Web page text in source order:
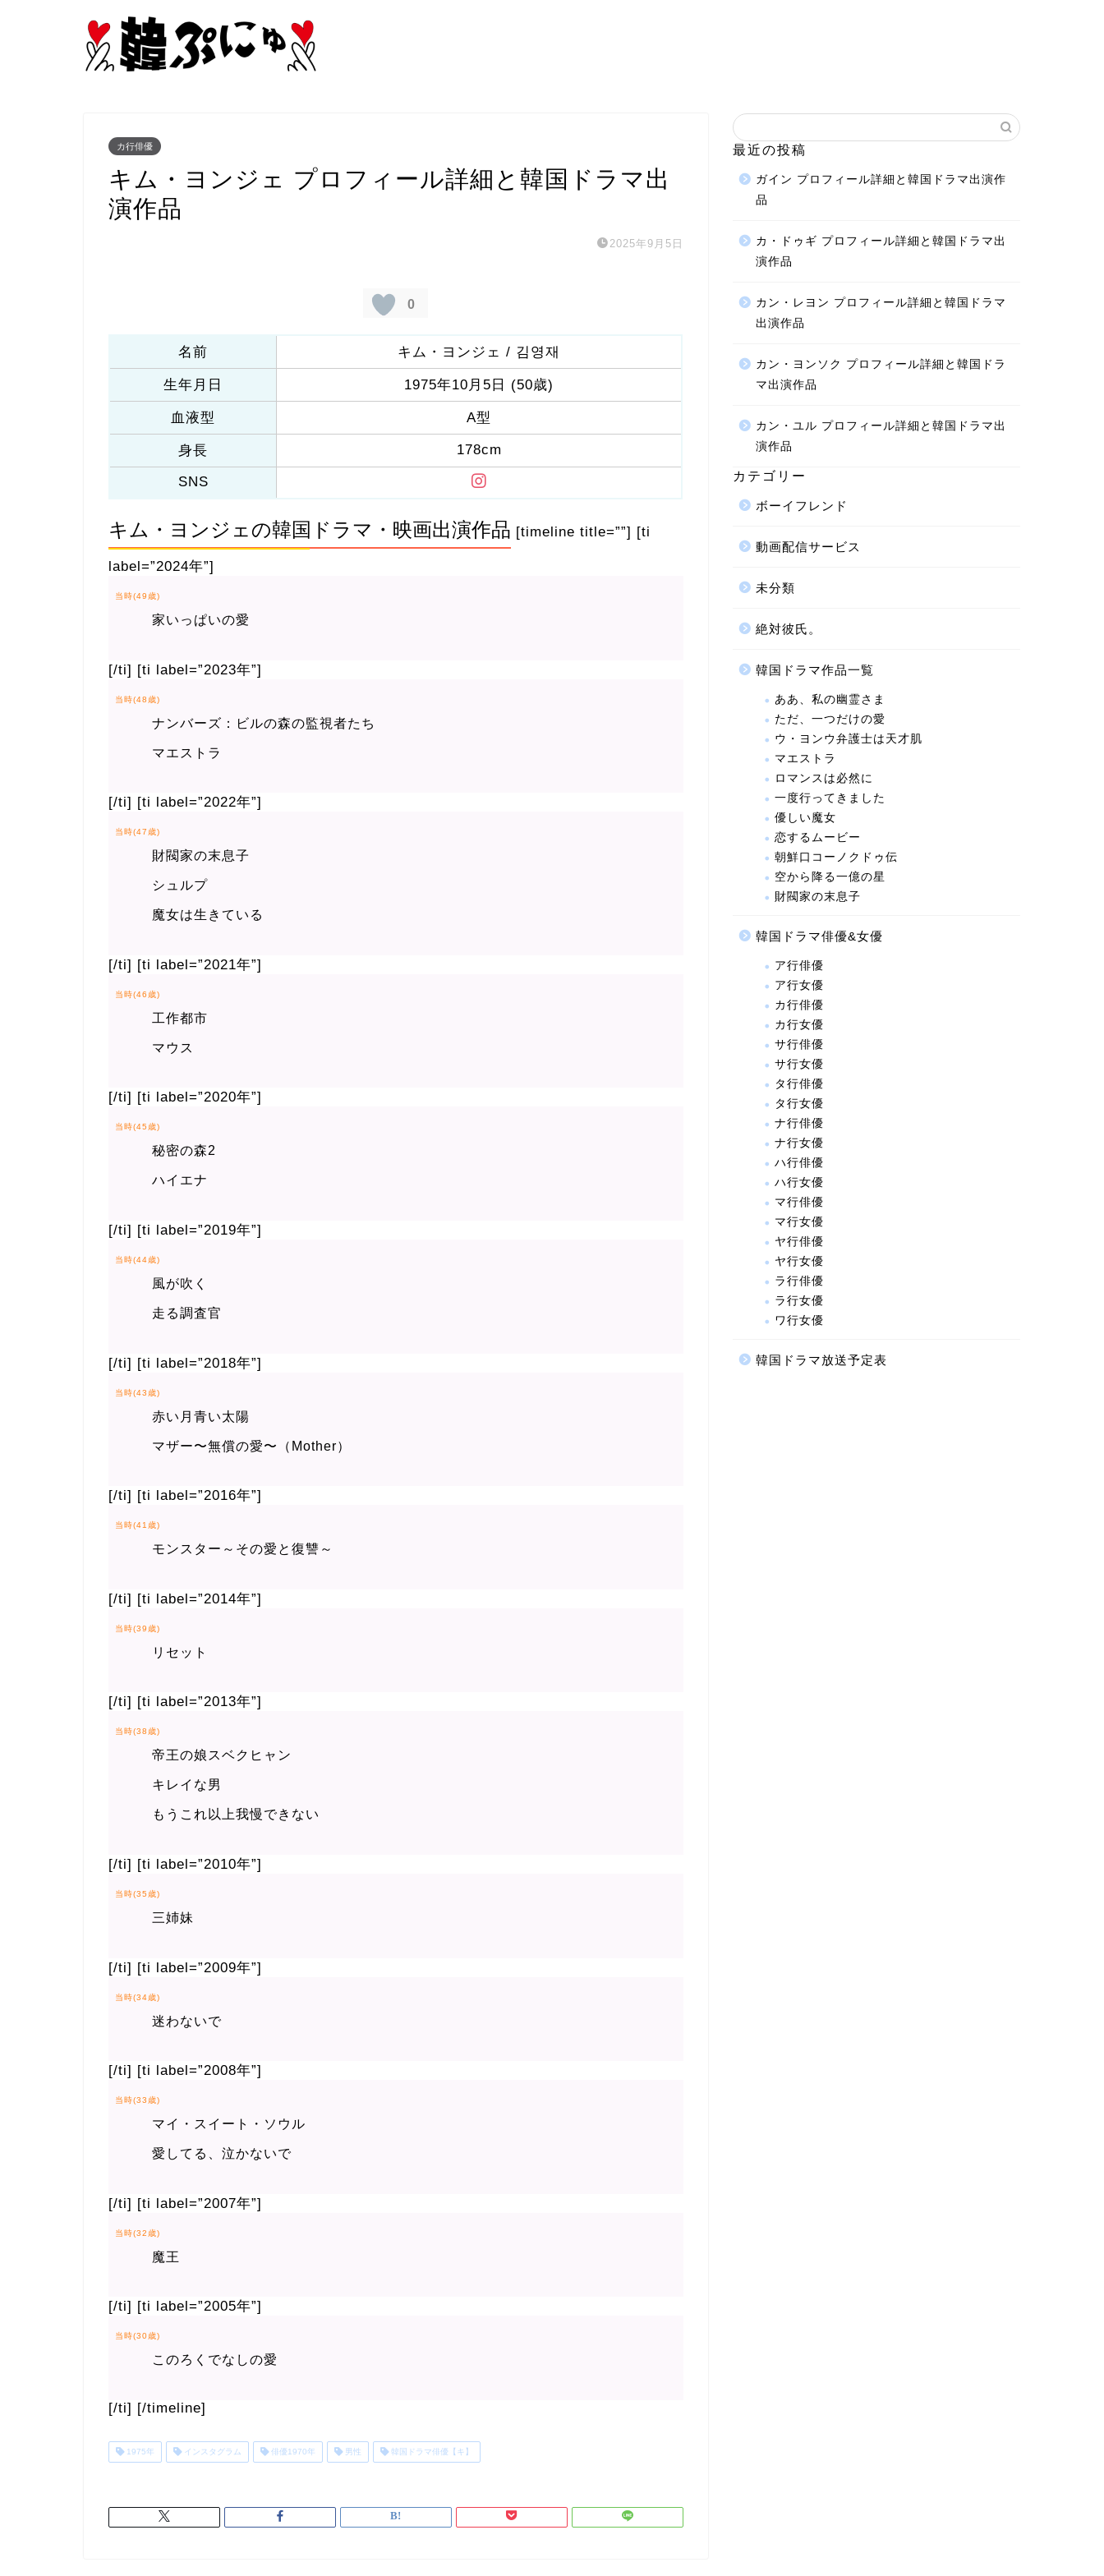
カ行俳優
キム・ヨンジェ プロフィール詳細と韓国ドラマ出
演作品
2025年9月5日
0
名前 キム・ヨンジェ / 김영재
生年月日 1975年10月5日 (50歳)
血液型 A型
身長 178cm
SNS
キム・ヨンジェの韓国ドラマ・映画出演作品 [timeline title=””] [ti
label=”2024年”]
当時(49歳)
家いっぱいの愛
[/ti] [ti label=”2023年”]
当時(48歳)
ナンバーズ：ビルの森の監視者たち
マエストラ
[/ti] [ti label=”2022年”]
当時(47歳)
財閥家の末息子
シュルプ
魔女は生きている
[/ti] [ti label=”2021年”]
当時(46歳)
工作都市
マウス
[/ti] [ti label=”2020年”]
当時(45歳)
秘密の森2
ハイエナ
[/ti] [ti label=”2019年”]
当時(44歳)
風が吹く
走る調査官
[/ti] [ti label=”2018年”]
当時(43歳)
赤い月青い太陽
マザー〜無償の愛〜（Mother）
[/ti] [ti label=”2016年”]
当時(41歳)
モンスター～その愛と復讐～
[/ti] [ti label=”2014年”]
当時(39歳)
リセット
[/ti] [ti label=”2013年”]
当時(38歳)
帝王の娘スベクヒャン
キレイな男
もうこれ以上我慢できない
[/ti] [ti label=”2010年”]
当時(35歳)
三姉妹
[/ti] [ti label=”2009年”]
当時(34歳)
迷わないで
[/ti] [ti label=”2008年”]
当時(33歳)
マイ・スイート・ソウル
愛してる、泣かないで
[/ti] [ti label=”2007年”]
当時(32歳)
魔王
[/ti] [ti label=”2005年”]
当時(30歳)
このろくでなしの愛
[/ti] [/timeline]
1975年 インスタグラム 俳優1970年 男性 韓国ドラマ俳優【キ】
最近の投稿
ガイン プロフィール詳細と韓国ドラマ出演作
品
カ・ドゥギ プロフィール詳細と韓国ドラマ出
演作品
カン・レヨン プロフィール詳細と韓国ドラマ
出演作品
カン・ヨンソク プロフィール詳細と韓国ドラ
マ出演作品
カン・ユル プロフィール詳細と韓国ドラマ出
演作品
カテゴリー
ボーイフレンド
動画配信サービス
未分類
絶対彼氏。
韓国ドラマ作品一覧
ああ、私の幽霊さま
ただ、一つだけの愛
ウ・ヨンウ弁護士は天才肌
マエストラ
ロマンスは必然に
一度行ってきました
優しい魔女
恋するムービー
朝鮮口コーノクドゥ伝
空から降る一億の星
財閥家の末息子
韓国ドラマ俳優&女優
ア行俳優
ア行女優
カ行俳優
カ行女優
サ行俳優
サ行女優
タ行俳優
タ行女優
ナ行俳優
ナ行女優
ハ行俳優
ハ行女優
マ行俳優
マ行女優
ヤ行俳優
ヤ行女優
ラ行俳優
ラ行女優
ワ行女優
韓国ドラマ放送予定表